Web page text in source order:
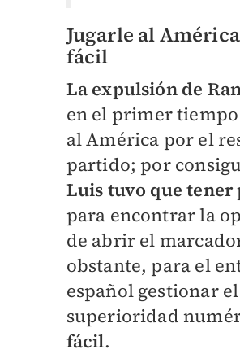
Jugarle al
fácil
La expulsión de
en el primer
al América por el
partido; por
Luis tuvo que tener
para encontrar la
de abrir el
obstante, para el
español gestionar
superioridad
fácil.